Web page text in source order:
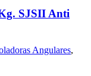
SJSII Anti
Angulares,